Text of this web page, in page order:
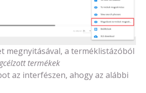
megnyitásával, a terméklistázóból
termékek
az interfészen, ahogy az alábbi